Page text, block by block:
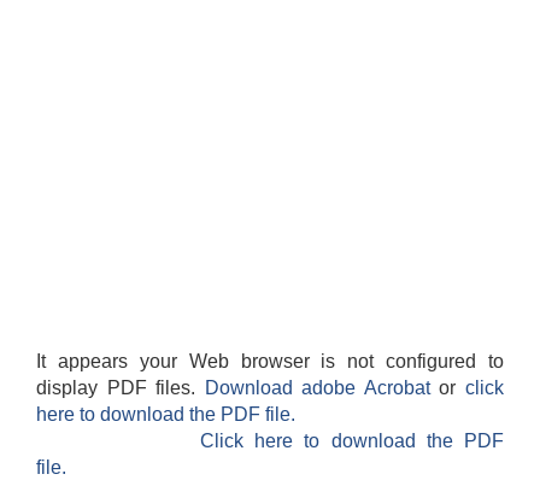
It appears your Web browser is not configured to
display PDF files.
Download adobe Acrobatorclick
here to download the PDF file.
Click here to download the PDF
file.